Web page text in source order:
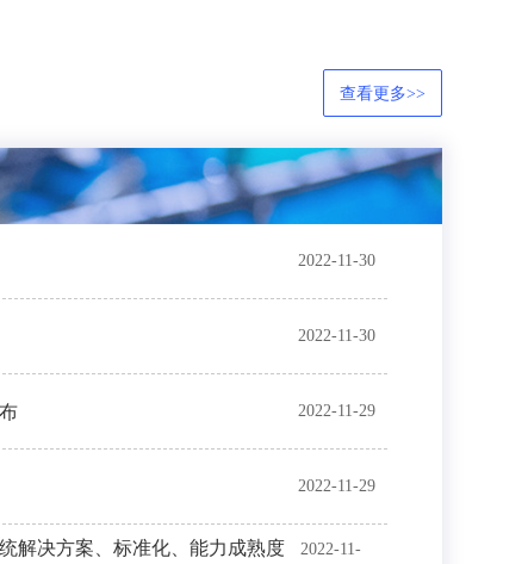
查看更多>>
2022-11-30
2022-11-30
2022-11-29
2022-11-29
解决方案、标准化、能力成熟度
2022-11-